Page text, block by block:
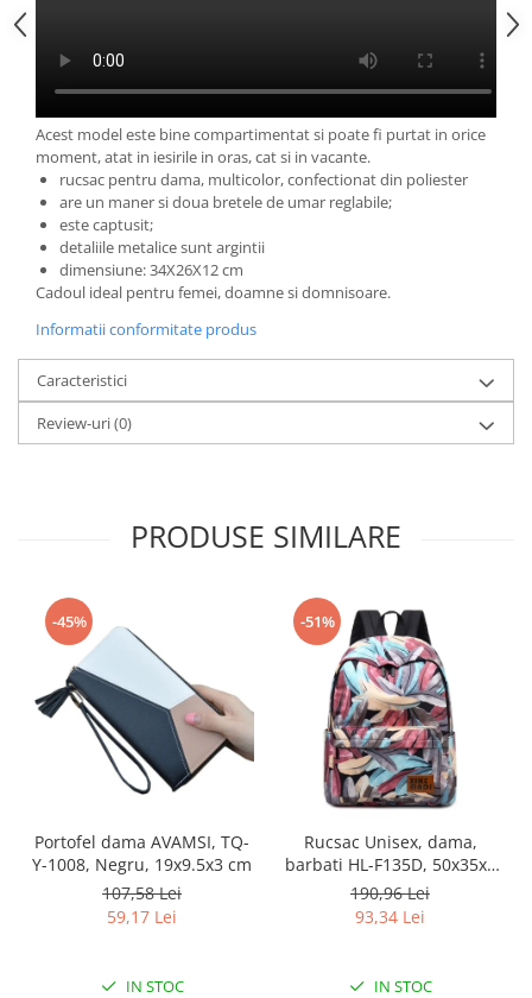
Acest modeleste bine compartimentat si poate fi purtat in orice
moment, atat in iesirile in oras, cat si in vacante.
rucsac pentru dama, multicolor, confectionat din poliester
are un maner si doua bretele de umar reglabile;
este captusit;
detaliile metalice sunt argintii
dimensiune: 34X26X12 cm
Cadoul ideal pentru femei, doamne si domnisoare.
Informatii conformitate produs
Caracteristici
Review-uri(0)
PRODUSE SIMILARE
-45%
Portofel dama AVAMSI, TQ-
Y-1008, Negru, 19x9.5x3 cm
107,58 Lei
59,17 Lei
IN STOC
-51%
Rucsac Unisex, dama,
barbati HL-F135D, 50x35x8
cm, Multicolor
190,96 Lei
93,34 Lei
IN STOC